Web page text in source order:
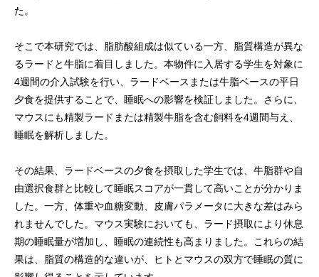
た。
そこで本研究では、脂肪酸組成は似ている一方、脂質構造が異な
るラードと牛脂に着目しました。本物件に入居する学生を対象に
4週間の介入試験を行い、ラードベースまたは牛脂ベースの平日
夕食を提供することで、睡眠への影響を検証しました。さらに、
マウスにも精製ラードまたは精製牛脂を含む飼料を4週間与え、
睡眠を解析しました。
その結果、ラードベースの夕食を摂取した学生では、牛脂群や自
由選択食群と比較して睡眠スコアが一貫して高いことが分かりま
した。一方、体重や血糖変動、皮膚パラメータに大きな差はみら
れませんでした。マウス実験においても、ラード摂取により休息
期の睡眠量が増加し、睡眠の連続性も高まりました。これらの結
果は、脂質の構造的な違いが、ヒトとマウスの双方で睡眠の質に